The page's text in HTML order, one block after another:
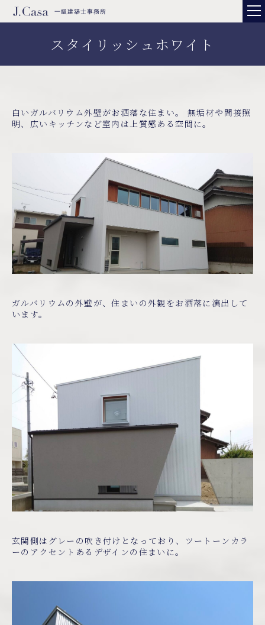
一級建築士事務所
スタイリッシュホワイト
白いガルバリウム外壁がお洒落な住まい。 無垢材や間接照
明、広いキッチンなど室内は上質感ある空間に。
ガルバリウムの外壁が、住まいの外観をお洒落に演出して
います。
玄関側はグレーの吹き付けとなっており、ツートーンカラ
ーのアクセントあるデザインの住まいに。